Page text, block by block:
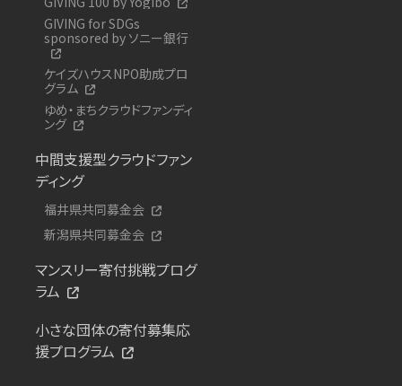
GIVING for SDGs
sponsored by ソニー銀行
ケイズハウスNPO助成プロ
グラム
ゆめ・まちクラウドファンディ
ング
中間支援型クラウドファン
ディング
福井県共同募金会
新潟県共同募金会
マンスリー寄付挑戦プログ
ラム
小さな団体の寄付募集応
援プログラム